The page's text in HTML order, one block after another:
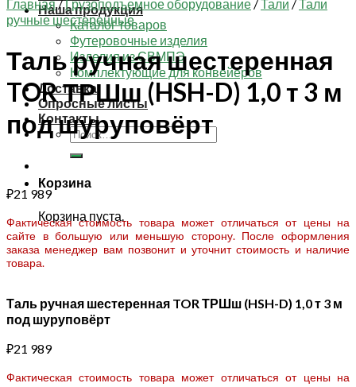
Наша продукция
Каталог товаров
Футеровочные изделия
Изделия из СВМПЭ
Комплектующие для конвейеров
Доставка
Опросные листы
Контакты
Искать:
Корзина
Корзина пуста.
Главная/Грузоподъемное оборудование /Тали /Тали
ручные шестеренные
Таль ручная шестеренная
TOR ТРШш (HSH-D) 1,0 т 3 м
под шуруповёрт
₽21 989
Фактическая стоимость товара может отличаться от цены на
сайте в большую или меньшую сторону. После оформления
заказа менеджер вам позвонит и уточнит стоимость и наличие
товара.
Таль ручная шестеренная TOR ТРШш (HSH-D) 1,0 т 3 м
под шуруповёрт
₽21 989
Фактическая стоимость товара может отличаться от цены на